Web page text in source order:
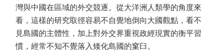
灣與中國在區域的外交競逐。從大洋洲人類學的角度來
看，這樣的研究取徑容易不自覺地倒向大國觀點，看不
見島國的主體性，加上對外交界重視政經現實的衡平習
慣，經常不知不覺落入矮化島國的窠臼。